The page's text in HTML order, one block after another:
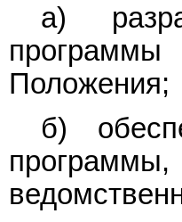
а)
программы
Положения;
б)
программы,